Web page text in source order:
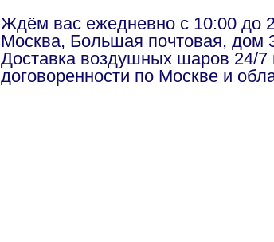
Ждём вас ежедневно с 10:00 до
Москва, Большая почтовая, дом
Доставка воздушных шаров 24/7
договоренности по Москве и